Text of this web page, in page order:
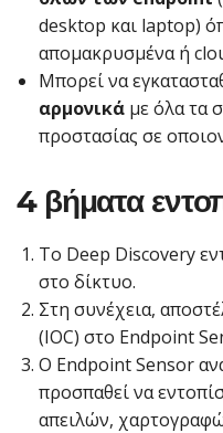
desktop και laptop)
απομακρυσμένα ή
Μπορεί να
αρμονικά με όλα τα
προστασίας σε
4 βήματα
Το Deep Discovery
στο δίκτυο.
Στη συνέχεια,
(IOC) στο Endpoint
Ο Endpoint Sensor
προσπαθεί να
απειλών,